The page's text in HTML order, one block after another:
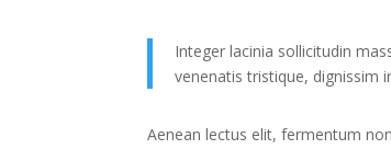
Integer lacinia sollicitudin
venenatis tristique, dignissim
Aenean lectus elit, fermentum